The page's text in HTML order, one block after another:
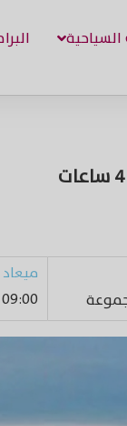
ميعاد
09:00 AM